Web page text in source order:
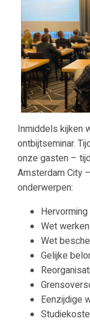
Inmiddels kijken
ontbijtseminar.
onze gasten –
Amsterdam City
onderwerpen:
Wet
Wet
Gelijke
Eenzijdige